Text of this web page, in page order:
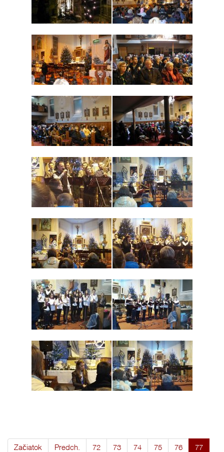
Začiatok Predch. 72 73 74 75 76
77